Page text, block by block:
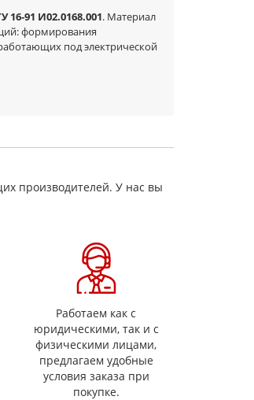
16‑91 И02.0168.001. Материал
формирования
под электрической
обмоток);
к документации на партию.
производителей. У нас вы
Работаем как с
юридическими, так и с
физическими лицами,
предлагаем удобные
условия заказа при
покупке.